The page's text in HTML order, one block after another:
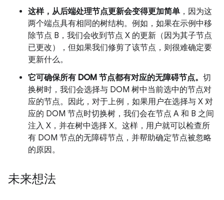
这样，从后端处理节点更新会变得更加简单 ，因为这
两个端点具有相同的树结构。例如，如果在示例中移
除节点 B，我们会收到节点 X 的更新（因为其子节点
已更改），但如果我们修剪了该节点，则很难确定要
更新什么。
它可确保所有 DOM 节点都有对应的无障碍节点。 切
换树时，我们会选择与 DOM 树中当前选中的节点对
应的节点。因此，对于上例，如果用户在选择与 X 对
应的 DOM 节点时切换树，我们会在节点 A 和 B 之间
注入 X，并在树中选择 X。这样，用户就可以检查所
有 DOM 节点的无障碍节点，并帮助确定节点被忽略
的原因。
未来想法